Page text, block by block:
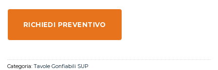
RICHIEDI PREVENTIVO
Categoria: Tavole Gonfiabili SUP